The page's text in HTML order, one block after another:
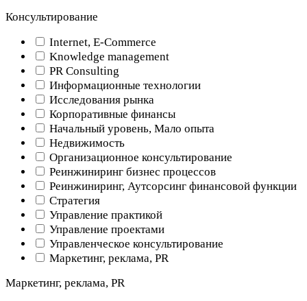
Консультирование
Internet, E-Commerce
Knowledge management
PR Consulting
Информационные технологии
Исследования рынка
Корпоративные финансы
Начальный уровень, Мало опыта
Недвижимость
Организационное консультирование
Реинжиниринг бизнес процессов
Реинжиниринг, Аутсорсинг финансовой функции
Стратегия
Управление практикой
Управление проектами
Управленческое консультирование
Маркетинг, реклама, PR
Маркетинг, реклама, PR